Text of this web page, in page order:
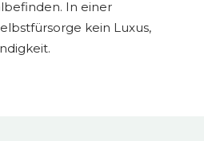
In einer
kein Luxus,